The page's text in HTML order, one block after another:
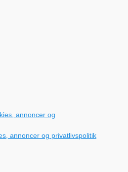
annoncer og privatlivspolitik